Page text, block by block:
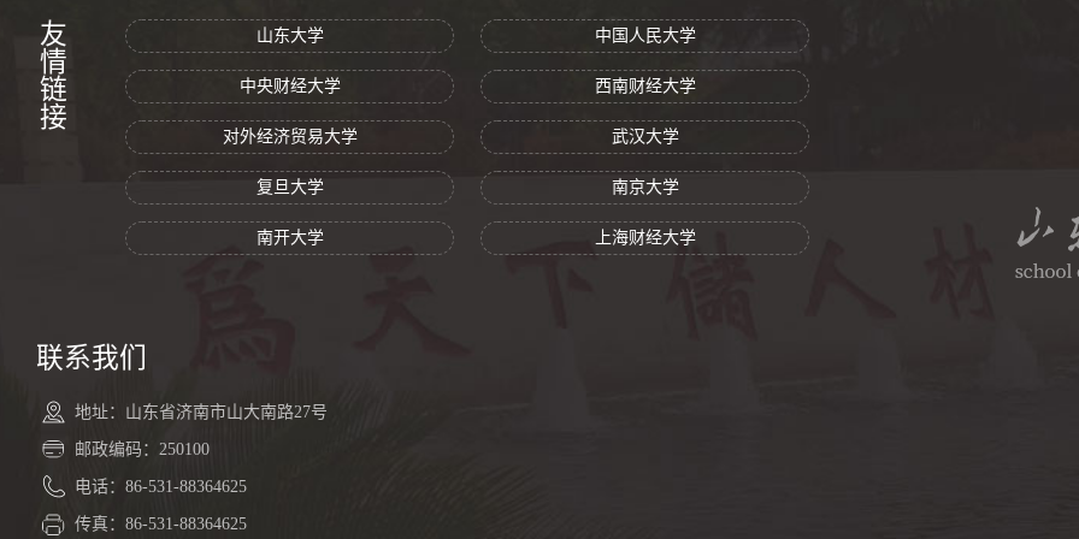
友情链接 山东大学 中国人民大学
中央财经大学 西南财经大学
对外经济贸易大学 武汉大学
复旦大学 南京大学
南开大学 上海财经大学
联系我们
地址：山东省济南市山大南路27号
邮政编码：250100
电话：86-531-88364625
传真：86-531-88364625